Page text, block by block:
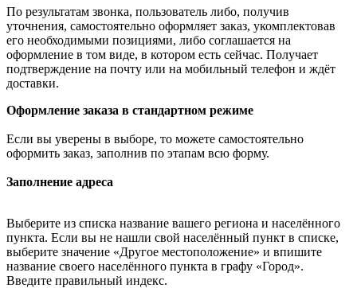
По результатам звонка, пользователь либо, получив
уточнения, самостоятельно оформляет заказ, укомплектовав
его необходимыми позициями, либо соглашается на
оформление в том виде, в котором есть сейчас. Получает
подтверждение на почту или на мобильный телефон и ждёт
доставки.
Оформление заказа в стандартном режиме
Если вы уверены в выборе, то можете самостоятельно
оформить заказ, заполнив по этапам всю форму.
Заполнение адреса
Выберите из списка название вашего региона и населённого
пункта. Если вы не нашли свой населённый пункт в списке,
выберите значение «Другое местоположение» и впишите
название своего населённого пункта в графу «Город».
Введите правильный индекс.